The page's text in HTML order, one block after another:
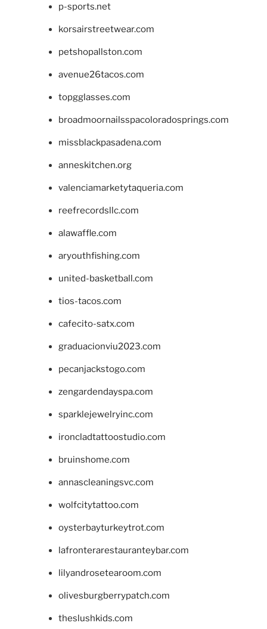
p-sports.net
korsairstreetwear.com
petshopallston.com
avenue26tacos.com
topgglasses.com
broadmoornailsspacoloradosprings.com
missblackpasadena.com
anneskitchen.org
valenciamarketytaqueria.com
reefrecordsllc.com
alawaffle.com
aryouthfishing.com
united-basketball.com
tios-tacos.com
cafecito-satx.com
graduacionviu2023.com
pecanjackstogo.com
zengardendayspa.com
sparklejewelryinc.com
ironcladtattoostudio.com
bruinshome.com
annascleaningsvc.com
wolfcitytattoo.com
oysterbayturkeytrot.com
lafronterarestauranteybar.com
lilyandrosetearoom.com
olivesburgberrypatch.com
theslushkids.com